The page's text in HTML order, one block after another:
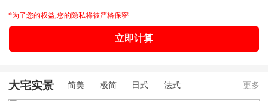
*为了您的权益,您的隐私将被严格保密
立即计算
大宅实景 简美 极简 日式 法式 更多